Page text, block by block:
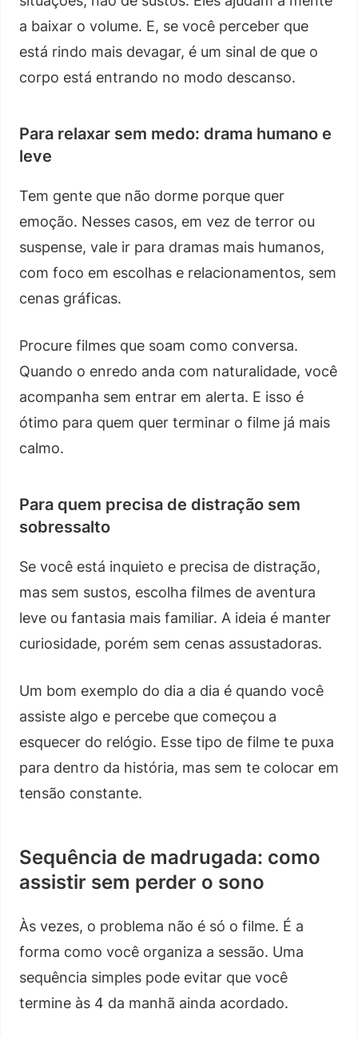
a baixar o volume. E, se você perceber que
está rindo mais devagar, é um sinal de que o
corpo está entrando no modo descanso.
Para relaxar sem medo: drama humano e
leve
Tem gente que não dorme porque quer
emoção. Nesses casos, em vez de terror ou
suspense, vale ir para dramas mais humanos,
com foco em escolhas e relacionamentos, sem
cenas gráficas.
Procure filmes que soam como conversa.
Quando o enredo anda com naturalidade, você
acompanha sem entrar em alerta. E isso é
ótimo para quem quer terminar o filme já mais
calmo.
Para quem precisa de distração sem
sobressalto
Se você está inquieto e precisa de distração,
mas sem sustos, escolha filmes de aventura
leve ou fantasia mais familiar. A ideia é manter
curiosidade, porém sem cenas assustadoras.
Um bom exemplo do dia a dia é quando você
assiste algo e percebe que começou a
esquecer do relógio. Esse tipo de filme te puxa
para dentro da história, mas sem te colocar em
tensão constante.
Sequência de madrugada: como
assistir sem perder o sono
Às vezes, o problema não é só o filme. É a
forma como você organiza a sessão. Uma
sequência simples pode evitar que você
termine às 4 da manhã ainda acordado.